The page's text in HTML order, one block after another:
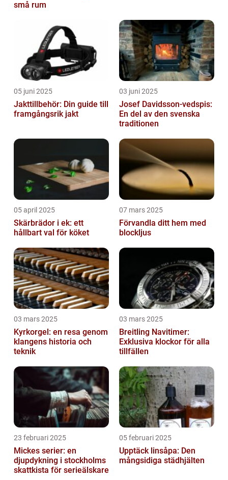
små rum
05 juni 2025
Jakttillbehör: Din guide till
framgångsrik jakt
03 juni 2025
Josef Davidsson-vedspis:
En del av den svenska
traditionen
05 april 2025
Skärbrädor i ek: ett
hållbart val för köket
07 mars 2025
Förvandla ditt hem med
blockljus
03 mars 2025
Kyrkorgel: en resa genom
klangens historia och
teknik
03 mars 2025
Breitling Navitimer:
Exklusiva klockor för alla
tillfällen
23 februari 2025
Mickes serier: en
djupdykning i stockholms
skattkista för serieälskare
05 februari 2025
Upptäck linsåpa: Den
mångsidiga städhjälten